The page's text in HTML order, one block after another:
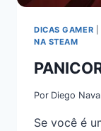
DICAS GAMER
NA STEAM
Por Diego
Se você é